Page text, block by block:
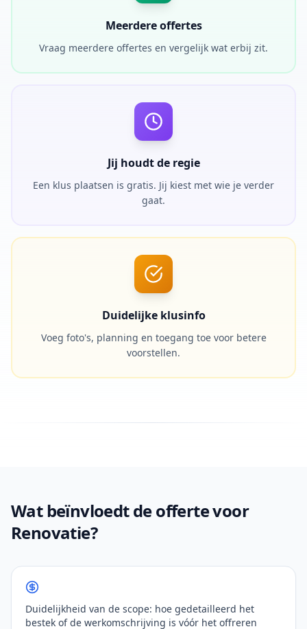
Meerdere offertes
Vraag meerdere offertes en vergelijk wat erbij zit.
Jij houdt de regie
Een klus plaatsen is gratis. Jij kiest met wie je verder
gaat.
Duidelijke klusinfo
Voeg foto's, planning en toegang toe voor betere
voorstellen.
Wat beïnvloedt de offerte voor
Renovatie?
Duidelijkheid van de scope: hoe gedetailleerd het
bestek of de werkomschrijving is vóór het offreren